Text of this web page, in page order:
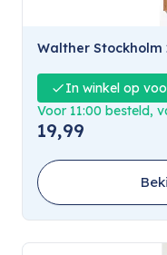
Walther Stockholm
In winkel op
Voor 11:00 besteld,
19,99